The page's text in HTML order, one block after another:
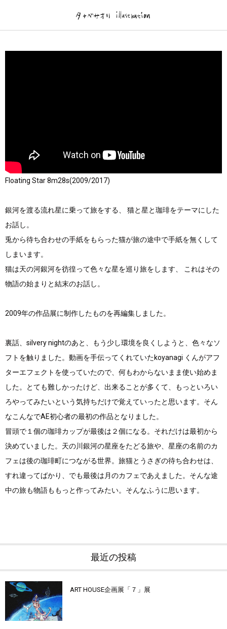
Floating Star 8m28s(2009/2017)
銀河を渡る流れ星に乗って旅をする、 猫と星と珈琲をテーマにした
お話し。
兎から待ち合わせの手紙をもらった猫が旅の途中で手紙を無くして
しまいます。
猫は天の河銀河を彷徨って色々な星を巡り旅をします、 これはその
物語の始まりと結末のお話し。
2009年の作品展に制作したものを再編集しました。
裏話、silvery nightのあと、もう少し環境を良くしようと、色々なソ
フトを触りました。動画を手伝ってくれていたkoyanagi くんがアフ
ターエフェクトを使っていたので、何もわからないまま使い始めま
した。とても難しかったけど、出来ることが多くて、もっといろい
ろやってみたいという気持ちだけで覚えていったと思います。そん
なこんなでAE初心者の最初の作品となりました。
冒頭で１個の珈琲カップが最後は２個になる。それだけは最初から
決めていました。天の川銀河の星座をたどる旅や、星座の名前のカ
フェは後の珈琲町につながる世界。旅猫とうさぎの待ち合わせは、
すれ違ってばかり、でも最後は月のカフェであえました。そんな途
中の旅も物語ももっと作ってみたい。そんなふうに思います。
最近の投稿
ART HOUSE企画展「７」展